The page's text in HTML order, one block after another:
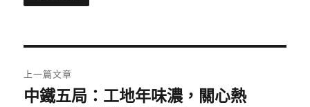
章
上一篇文章
上
中鐵五局：工地年味濃，關心熱